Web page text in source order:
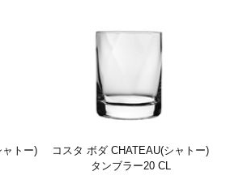
ャトー)
コスタ ボダ CHATEAU(シャトー)
タンブラー20 CL